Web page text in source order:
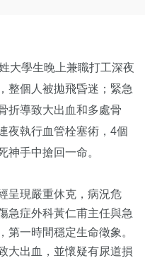
大學生晚上兼職打工深夜
整個人被拋飛昏迷；緊急
折導致大出血和多處骨
夜執行血管栓塞術，4個
神手中搶回一命。
呈現嚴重休克，病況危
急症外科黃仁甫主任與急
第一時間穩定生命徵象。
大出血，並懷疑有尿道損